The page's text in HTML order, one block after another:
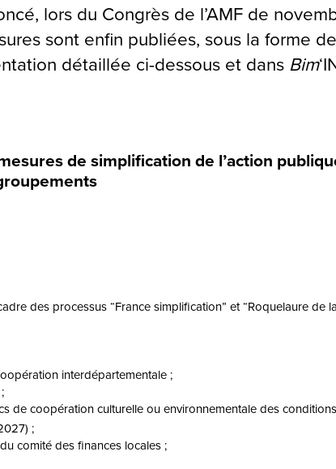
lors du Congrès de l’AMF de
sont enfin publiées, sous la forme
détaillée ci-dessous et dans Bim
de simplification de l’action
des processus “France simplification” et “Roquelaure de
interdépartementale ;
de coopération culturelle ou environnementale des
;
comité des finances locales ;